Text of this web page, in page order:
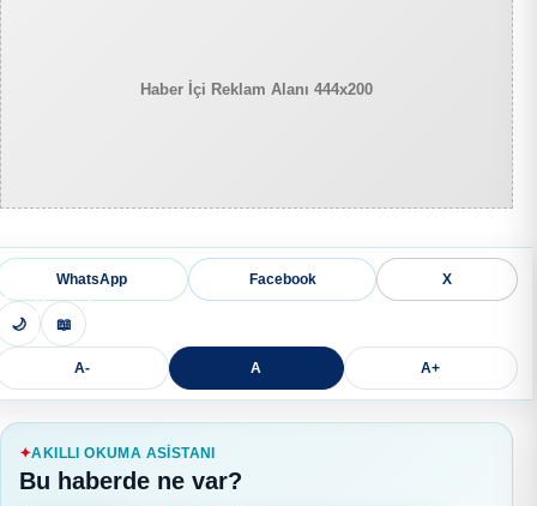
Haber İçi Reklam Alanı 444x200
WhatsApp Facebook X
🌙 📖
A- A A+
AKILLI OKUMA ASISTANI
Bu haberde ne var?